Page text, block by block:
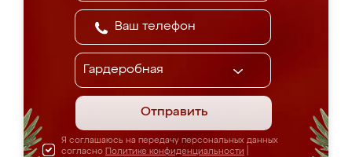
Отправить
Я соглашаюсь на передачу персональных данных
согласно Политике конфиденциальности